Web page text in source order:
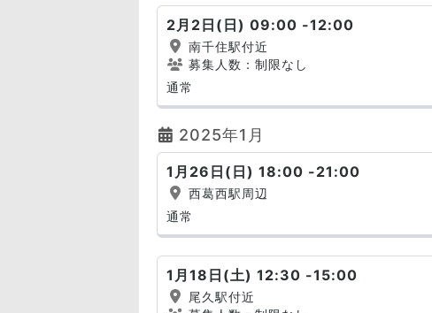
2月2日(日) 09:00 -12:00
南千住駅付近
募集人数：制限なし
通常
2025年1月
1月26日(日) 18:00 -21:00
西葛西駅周辺
通常
1月18日(土) 12:30 -15:00
尾久駅付近